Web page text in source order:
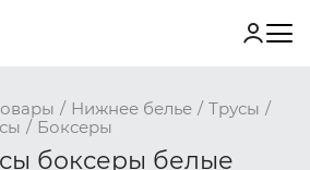
/ Нижнее белье / Трусы /
/ Боксеры
боксеры белые